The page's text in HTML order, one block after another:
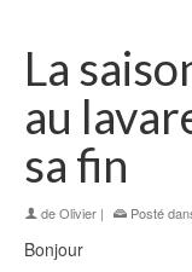
La
au
sa fin
deOlivier | Posté
Bonjour